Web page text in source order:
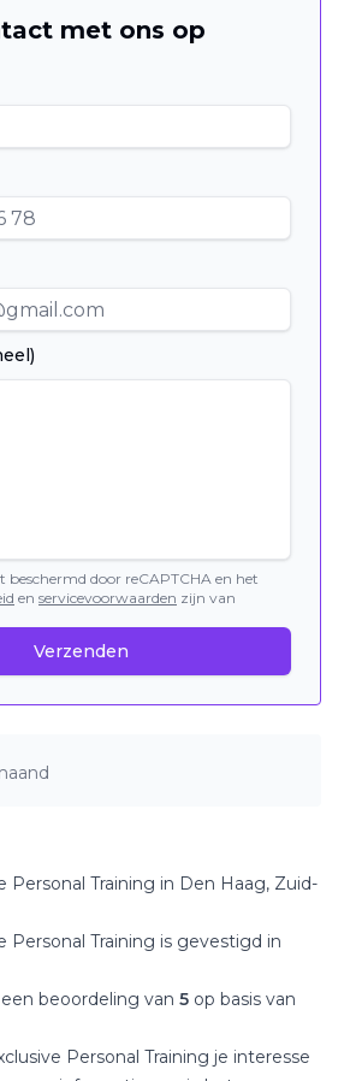
Personal Training in Den Haag, Zuid-
Personal Training is gevestigd in
beoordeling van 5 op basis van
Personal Training je interesse
met ons op
door reCAPTCHA en het
en servicevoorwaarden zijn van
Verzenden